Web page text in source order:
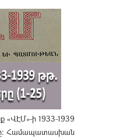
«ՎԷՄ»-ի 1933-1939
Համապատասխան